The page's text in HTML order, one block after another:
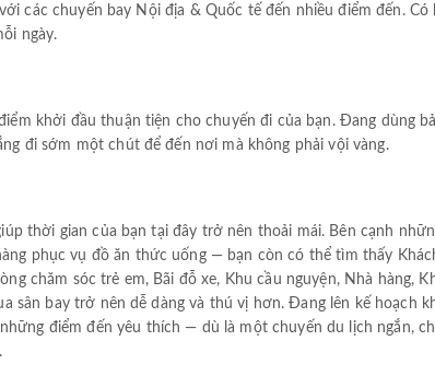
các chuyến bay Nội địa & Quốc tế đến nhiều điểm đến.
ngày.
khởi đầu thuận tiện cho chuyến đi của bạn. Đang dùng
đi sớm một chút để đến nơi mà không phải vội vàng.
thời gian của bạn tại đây trở nên thoải mái. Bên cạnh
phục vụ đồ ăn thức uống — bạn còn có thể tìm thấy
chăm sóc trẻ em, Bãi đỗ xe, Khu cầu nguyện, Nhà
sân bay trở nên dễ dàng và thú vị hơn. Đang lên kế hoạch
điểm đến yêu thích — dù là một chuyến du lịch ngắn,